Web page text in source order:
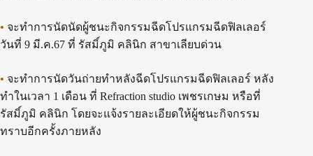
• จะทำการนัดนัดผู้ชนะกิจกรรมฉีดโปรแกรมฉีดฟิลเลอร์
วันที่ 9 มี.ค.67 ที่ รัสมิ์ภูมิ คลินิก สาขาเลียบด่วน
• จะทำการนัดวันถ่ายทำหลังฉีดโปรแกรมฉีดฟิลเลอร์ หลัง
ทำในเวลา 1 เดือน ที่ Refraction studio เพชรเกษม หรือที่
รัสมิ์ภูมิ คลินิก โดยจะแจ้งรายละเอียดให้ผู้ชนะกิจกรรม
ทราบอีกครั้งภายหลัง